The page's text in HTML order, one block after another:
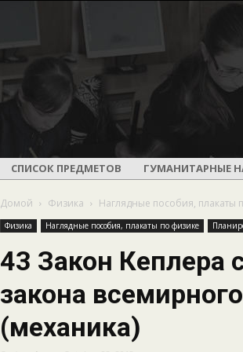
СПИСОК ПРЕДМЕТОВ ГУМАНИТАРНЫЕ
Домой Физика Наглядные пособия, плакаты
Физика Наглядные пособия, плакаты по физике
43 Закон Кеплера
закона
(механика)